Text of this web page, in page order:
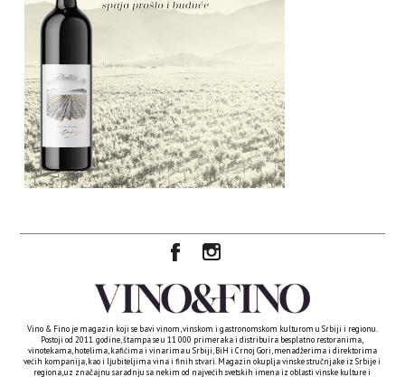
Vino & Fino je magazin koji se bavi vinom, vinskom i gastronomskom kulturom u Srbiji i regionu.
Postoji od 2011. godine, štampa se u 11 000 primeraka i distribuira besplatno restoranima,
vinotekama, hotelima, kafićima i vinarima u Srbiji, BiH i Crnoj Gori, menadžerima i direktorima
većih kompanija, kao i ljubiteljima vina i finih stvari. Magazin okuplja vinske stručnjake iz Srbije i
regiona, uz značajnu saradnju sa nekim od najvećih svetskih imena iz oblasti vinske kulture i